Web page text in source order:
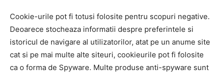
Cookie-urile pot fi totusi folosite pentru scopuri negative.
Deoarece stocheaza informatii despre preferintele si
istoricul de navigare al utilizatorilor, atat pe un anume site
cat si pe mai multe alte siteuri, cookieurile pot fi folosite
ca o forma de Spyware. Multe produse anti-spyware sunt